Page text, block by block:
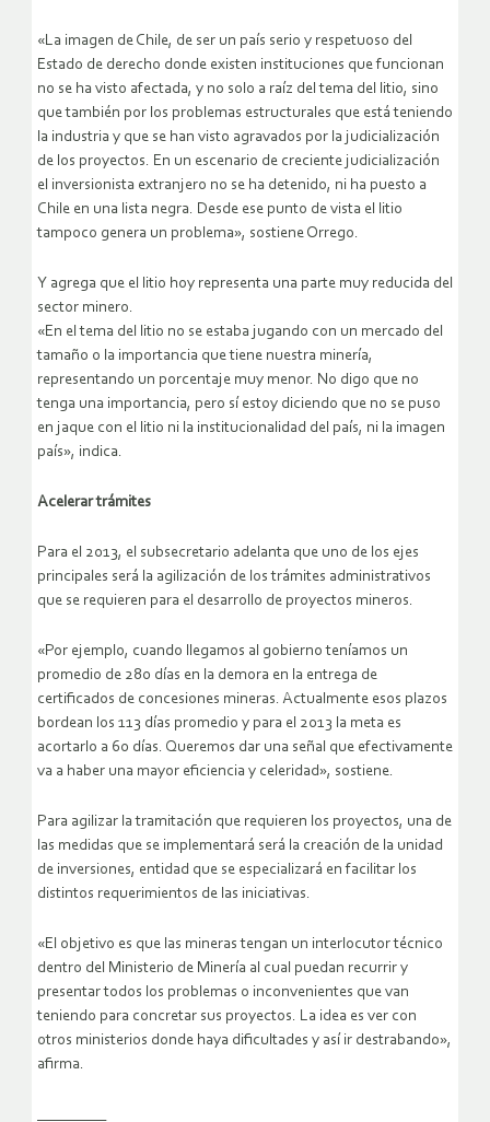
«La imagen de Chile, de ser un país serio y respetuoso del
Estado de derecho donde existen instituciones que funcionan
no se ha visto afectada, y no solo a raíz del tema del litio, sino
que también por los problemas estructurales que está teniendo
la industria y que se han visto agravados por la judicialización
de los proyectos. En un escenario de creciente judicialización
el inversionista extranjero no se ha detenido, ni ha puesto a
Chile en una lista negra. Desde ese punto de vista el litio
tampoco genera un problema», sostiene Orrego.
Y agrega que el litio hoy representa una parte muy reducida del
sector minero.
«En el tema del litio no se estaba jugando con un mercado del
tamaño o la importancia que tiene nuestra minería,
representando un porcentaje muy menor. No digo que no
tenga una importancia, pero sí estoy diciendo que no se puso
en jaque con el litio ni la institucionalidad del país, ni la imagen
país», indica.
Acelerar trámites
Para el 2013, el subsecretario adelanta que uno de los ejes
principales será la agilización de los trámites administrativos
que se requieren para el desarrollo de proyectos mineros.
«Por ejemplo, cuando llegamos al gobierno teníamos un
promedio de 280 días en la demora en la entrega de
certificados de concesiones mineras. Actualmente esos plazos
bordean los 113 días promedio y para el 2013 la meta es
acortarlo a 60 días. Queremos dar una señal que efectivamente
va a haber una mayor eficiencia y celeridad», sostiene.
Para agilizar la tramitación que requieren los proyectos, una de
las medidas que se implementará será la creación de la unidad
de inversiones, entidad que se especializará en facilitar los
distintos requerimientos de las iniciativas.
«El objetivo es que las mineras tengan un interlocutor técnico
dentro del Ministerio de Minería al cual puedan recurrir y
presentar todos los problemas o inconvenientes que van
teniendo para concretar sus proyectos. La idea es ver con
otros ministerios donde haya dificultades y así ir destrabando»,
afirma.